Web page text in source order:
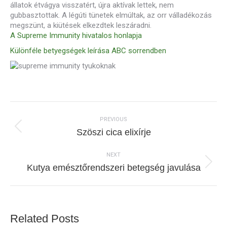
állatok étvágya visszatért, újra aktívak lettek, nem
gubbasztottak. A légúti tünetek elmúltak, az orr válladékozás
megszünt, a kiütések elkezdtek leszáradni.
A Supreme Immunity hivatalos honlapja
Különféle betyegségek leírása ABC sorrendben
navigation
PREVIOUS
Previous
Szöszi cica elixírje
NEXT
Next
Kutya emésztőrendszeri betegség javulása
Related Posts